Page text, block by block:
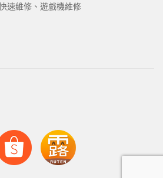
速維修 、 遊戲機維修